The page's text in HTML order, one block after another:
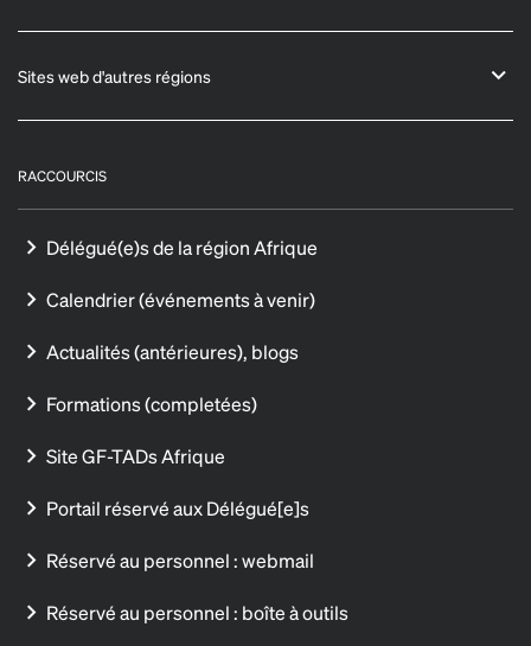
Sites web d'autres régions
RACCOURCIS
Délégué(e)s de la région Afrique
Calendrier (événements à venir)
Actualités (antérieures), blogs
Formations (completées)
Site GF-TADs Afrique
Portail réservé aux Délégué[e]s
Réservé au personnel : webmail
Réservé au personnel : boîte à outils